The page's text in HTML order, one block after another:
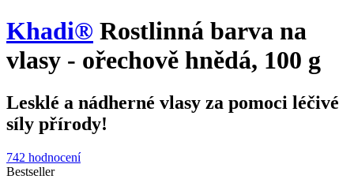
Khadi® Rostlinná barva na
vlasy - ořechově hnědá, 100 g
Lesklé a nádherné vlasy za pomoci léčivé
síly přírody!
742 hodnocení
Bestseller